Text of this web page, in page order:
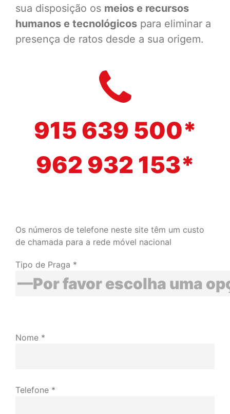
sua disposição os meios e recursos
humanos e tecnológicos para eliminar a
presença de ratos desde a sua origem.
915 639 500*
962 932 153*
Os números de telefone neste site têm um custo
de chamada para a rede móvel nacional
Tipo de Praga *
Nome *
Telefone *